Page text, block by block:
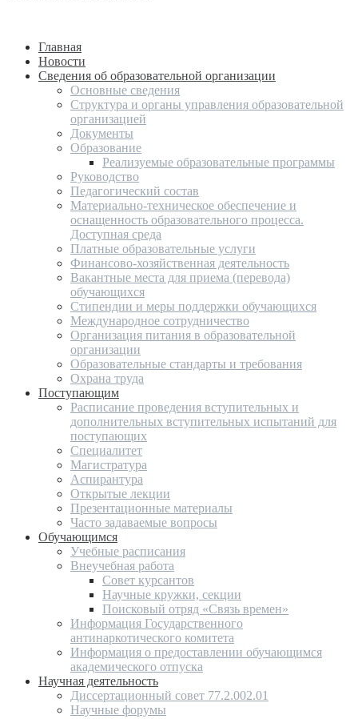
Главная
Новости
Сведения об образовательной организации
Основные сведения
Структура и органы управления образовательной
организацией
Документы
Образование
Реализуемые образовательные программы
Руководство
Педагогический состав
Материально-техническое обеспечение и
оснащенность образовательного процесса.
Доступная среда
Платные образовательные услуги
Финансово-хозяйственная деятельность
Вакантные места для приема (перевода)
обучающихся
Стипендии и меры поддержки обучающихся
Международное сотрудничество
Организация питания в образовательной
организации
Образовательные стандарты и требования
Охрана труда
Поступающим
Расписание проведения вступительных и
дополнительных вступительных испытаний для
поступающих
Специалитет
Магистратура
Аспирантура
Открытые лекции
Презентационные материалы
Часто задаваемые вопросы
Обучающимся
Учебные расписания
Внеучебная работа
Совет курсантов
Научные кружки, секции
Поисковый отряд «Связь времен»
Информация Государственного
антинаркотического комитета
Информация о предоставлении обучающимся
академического отпуска
Научная деятельность
Диссертационный совет 77.2.002.01
Научные форумы